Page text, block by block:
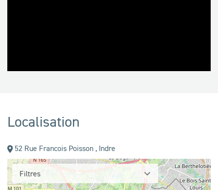
Localisation
52 Rue Francois Poisson , Indre
Filtres